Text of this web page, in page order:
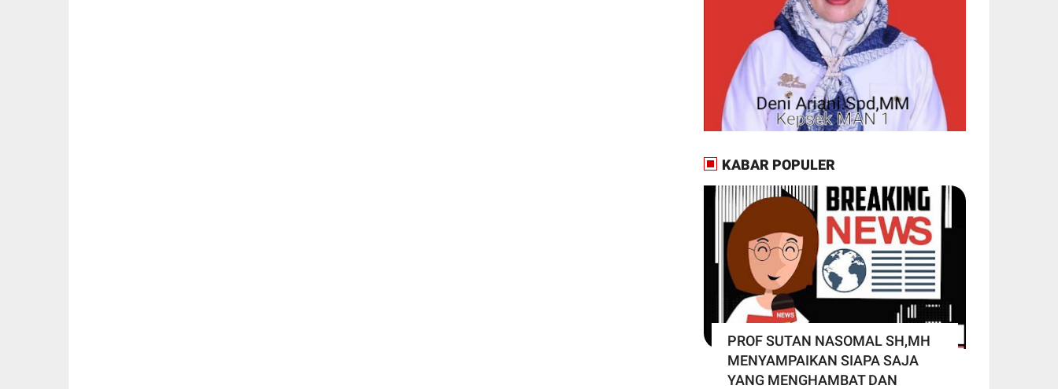
KABAR POPULER
PROF SUTAN NASOMAL SH,MH
MENYAMPAIKAN SIAPA SAJA
YANG MENGHAMBAT DAN